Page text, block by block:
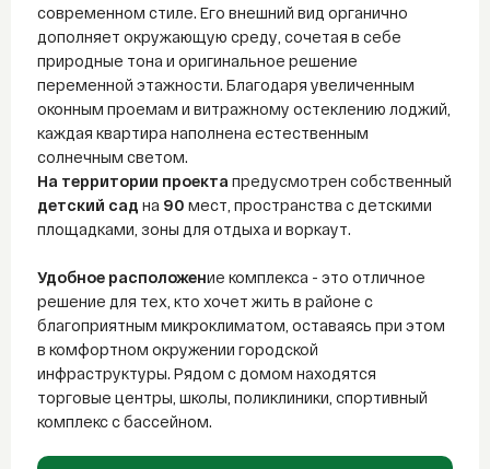
современном стиле. Его внешний вид органично
дополняет окружающую среду, сочетая в себе
природные тона и оригинальное решение
переменной этажности. Благодаря увеличенным
оконным проемам и витражному остеклению лоджий,
каждая квартира наполнена естественным
солнечным светом.
На территории проекта предусмотрен собственный
детский сад на 90 мест, пространства с детскими
площадками, зоны для отдыха и воркаут.
Удобное расположение комплекса - это отличное
решение для тех, кто хочет жить в районе с
благоприятным микроклиматом, оставаясь при этом
в комфортном окружении городской
инфраструктуры. Рядом с домом находятся
торговые центры, школы, поликлиники, спортивный
комплекс с бассейном.